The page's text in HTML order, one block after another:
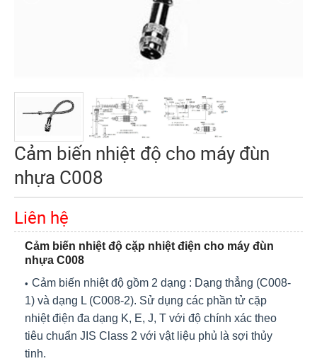
Cảm biến nhiệt độ cho máy đùn
nhựa C008
Liên hệ
Cảm biến nhiệt độ cặp nhiệt điện cho máy đùn
nhựa C008
Cảm biến nhiệt độ gồm 2 dạng : Dạng thẳng (C008-
1) và dạng L (C008-2). Sử dụng các phần tử cặp
nhiệt điện đa dạng K, E, J, T với độ chính xác theo
tiêu chuẩn JIS Class 2 với vật liệu phủ là sợi thủy
tinh.